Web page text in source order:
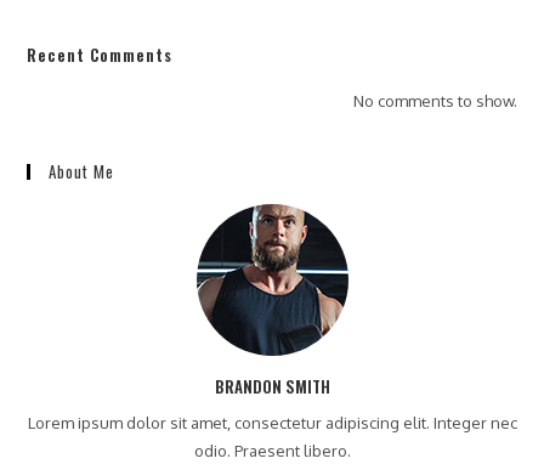
Recent Comments
No comments to show.
About Me
BRANDON SMITH
Lorem ipsum dolor sit amet, consectetur adipiscing elit. Integer nec
odio. Praesent libero.